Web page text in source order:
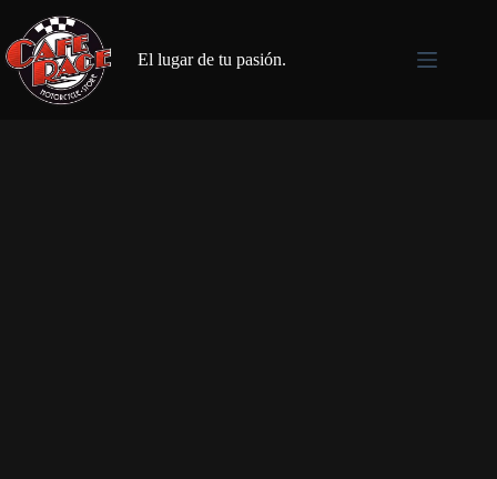
El lugar de tu pasión.